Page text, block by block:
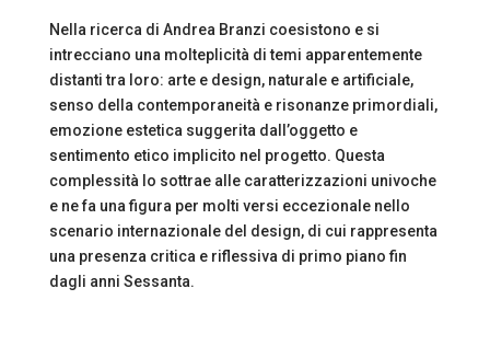
Nella ricerca di Andrea Branzi coesistono e si
intrecciano una molteplicità di temi apparentemente
distanti tra loro: arte e design, naturale e artificiale,
senso della contemporaneità e risonanze primordiali,
emozione estetica suggerita dall’oggetto e
sentimento etico implicito nel progetto. Questa
complessità lo sottrae alle caratterizzazioni univoche
e ne fa una figura per molti versi eccezionale nello
scenario internazionale del design, di cui rappresenta
una presenza critica e riflessiva di primo piano fin
dagli anni Sessanta.